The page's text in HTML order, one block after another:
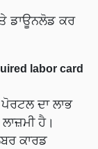
ਡਾਊਨਲੋਡ ਕਰ
labor card
ਦਾ ਲਾਭ
ਹੈ।
ਕਾਰਡ